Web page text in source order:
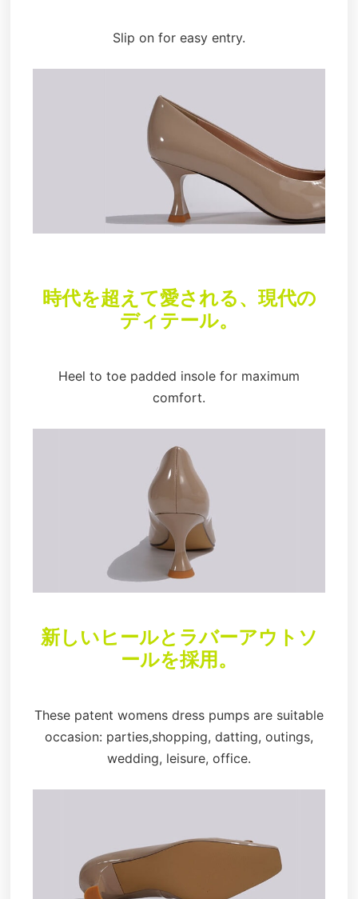
Slip on for easy entry.
時代を超えて愛される、現代の
ディテール。
Heel to toe padded insole for maximum
comfort.
新しいヒールとラバーアウトソ
ールを採用。
These patent womens dress pumps are suitable
occasion: parties,shopping, datting, outings,
wedding, leisure, office.